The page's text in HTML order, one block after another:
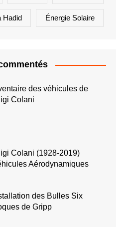
Hadid Énergie Solaire
des véhicules de
Colani
Colani (1928-2019)
Aérodynamiques
des Bulles Six
de Gripp